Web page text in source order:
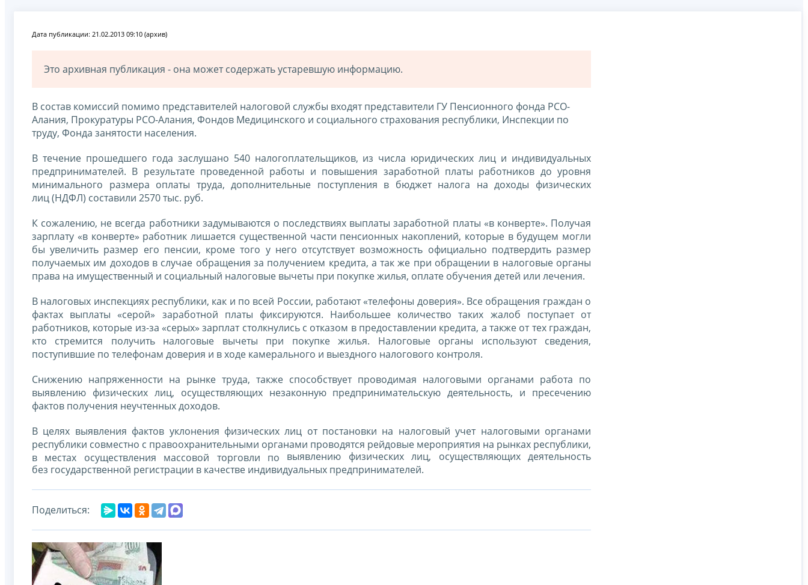
Дата публикации: 21.02.2013 09:10 (архив)
Это архивная публикация - она может содержать устаревшую информацию.
В состав комиссий помимо представителей налоговой службы входят представители ГУ Пенсионного фонда РСО-
Алания, Прокуратуры РСО-Алания, Фондов Медицинского и социального страхования республики, Инспекции по
труду, Фонда занятости населения.
В течение прошедшего года заслушано 540 налогоплательщиков, из числа юридических лиц и индивидуальных
предпринимателей. В результате проведенной работы и повышения заработной платы работников до уровня
минимального размера оплаты труда, дополнительные поступления в бюджет налога на доходы физических
лиц (НДФЛ) составили 2570 тыс. руб.
К сожалению, не всегда работники задумываются о последствиях выплаты заработной платы «в конверте». Получая
зарплату «в конверте» работник лишается существенной части пенсионных накоплений, которые в будущем могли
бы увеличить размер его пенсии, кроме того у него отсутствует возможность официально подтвердить размер
получаемых им доходов в случае обращения за получением кредита, а так же при обращении в налоговые органы
права на имущественный и социальный налоговые вычеты при покупке жилья, оплате обучения детей или лечения.
В налоговых инспекциях республики, как и по всей России, работают «телефоны доверия». Все обращения граждан о
фактах выплаты «серой» заработной платы фиксируются. Наибольшее количество таких жалоб поступает от
работников, которые из-за «серых» зарплат столкнулись с отказом в предоставлении кредита, а также от тех граждан,
кто стремится получить налоговые вычеты при покупке жилья. Налоговые органы используют сведения,
поступившие по телефонам доверия и в ходе камерального и выездного налогового контроля.
Снижению напряженности на рынке труда, также способствует проводимая налоговыми органами работа по
выявлению физических лиц, осуществляющих незаконную предпринимательскую деятельность, и пресечению
фактов получения неучтенных доходов.
В целях выявления фактов уклонения физических лиц от постановки на налоговый учет налоговыми органами
республики совместно с правоохранительными органами проводятся рейдовые мероприятия на рынках республики,
в местах осуществления массовой торговли по выявлению физических лиц, осуществляющих деятельность
без государственной регистрации в качестве индивидуальных предпринимателей.
Поделиться: